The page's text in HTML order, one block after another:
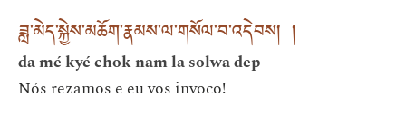
ཟླ་མེད་སྐྱེས་མཆོག་རྣམས་ལ་གསོལ་བ་འདེབས། །
da mé kyé chok nam la solwa dep
Nós rezamos e eu vos invoco!